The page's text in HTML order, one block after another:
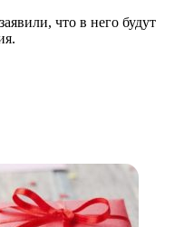
что в него будут